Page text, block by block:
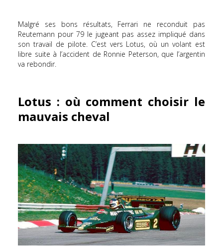
Malgré ses bons résultats, Ferrari ne reconduit pas
Reutemann pour 79 le jugeant pas assez impliqué dans
son travail de pilote. C’est vers Lotus, où un volant est
libre suite à l’accident de Ronnie Peterson, que l’argentin
va rebondir.
Lotus : où comment choisir le
mauvais cheval